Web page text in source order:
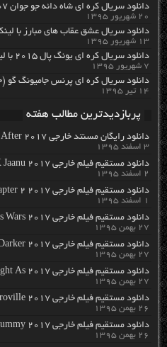
دانلود سریال کره ای شاه دائه جو جوان ۲۰۰۷ با لینک مستقیم
۲۰ شهریور ۱۳۹۵
دانلود سریال عشق عقاب های مبارز با
۱۳ شهریور ۱۳۹۵
دانلود سریال کره ای یونگ پال ۲۰۱۵ با لینک مستقیم
۷ شهریور ۱۳۹۵
دانلود سریال کره ای پرنس جامیونگ گو (جومونگ ۳) با
۱۴ تیر ۱۳۹۵
پربازدیدترین مطالب هفته
دانلود رایگان مسنتد خارجی Britney Ever After 2017 با لینک مستقیم
۳ اسفند ۱۳۹۵
دانلود مستقیم فیلم خارجی OK Jaanu 2017 از سرور سایت
۲ اسفند ۱۳۹۵
دانلود مستقیم فیلم خارجی John Wick: Chapter 2 2017 از سرور سایت
۱ اسفند ۱۳۹۵
دانلود مستقیم فیلم خارجی Cross Wars 2017 از سرور سایت
۲۷ بهمن ۱۳۹۵
دانلود مستقیم فیلم خارجی Fifty Shades Darker 2017 از سرور سایت
۲۷ بهمن ۱۳۹۵
دانلود مستقیم فیلم خارجی From Straight As 2017 از سرور سایت
۲۷ بهمن ۱۳۹۵
دانلود مستقیم فیلم خارجی Zeroville 2017 از سرور سایت
۲۶ بهمن ۱۳۹۵
دانلود مستقیم فیلم خارجی The Mummy 2017 از سرور سایت
۲۶ بهمن ۱۳۹۵